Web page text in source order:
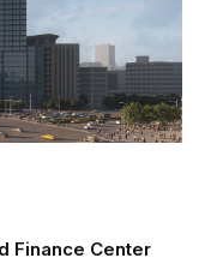
Finance Center